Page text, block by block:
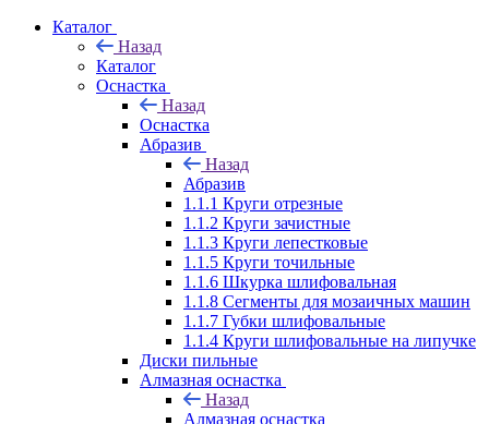
Каталог
Назад
Каталог
Оснастка
Назад
Оснастка
Абразив
Назад
Абразив
1.1.1 Круги отрезные
1.1.2 Круги зачистные
1.1.3 Круги лепестковые
1.1.5 Круги точильные
1.1.6 Шкурка шлифовальная
1.1.8 Сегменты для мозаичных машин
1.1.7 Губки шлифовальные
1.1.4 Круги шлифовальные на липучке
Диски пильные
Алмазная оснастка
Назад
Алмазная оснастка